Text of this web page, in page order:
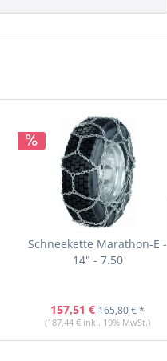
Schneekette Marathon-E -
14" - 7.50
157,51 € 165,80 € *
(187,44 € inkl. 19% MwSt.)